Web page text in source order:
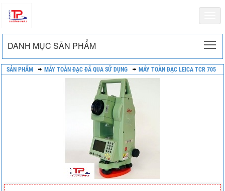
DANH MỤC SẢN PHẨM
SẢN PHẨM MÁY TOÀN ĐẠC ĐÃ QUA SỬ DỤNG MÁY TOÀN ĐẠC LEICA TCR 705